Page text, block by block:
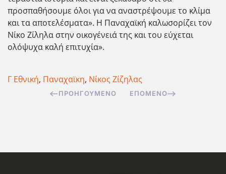
προσπαθήσουμε όλοι για να αναστρέψουμε το κλίμα
και τα αποτελέσματα». Η Παναχαϊκή καλωσορίζει τον
Νίκο Ζίληλα στην οικογένειά της και του εύχεται
ολόψυχα καλή επιτυχία».
Γ Εθνική, Παναχαϊκη, Νίκος Ζίζηλας
ΠΡΟΗΓΟΎΜΕΝΟ ΕΠΌΜΕΝΟ